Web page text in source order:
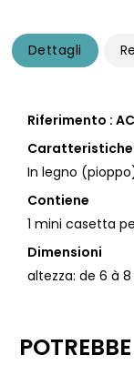
Dettagli
Riferimento :
In legno
Contiene
1 mini casetta
Dimensioni
altezza: de 6 à